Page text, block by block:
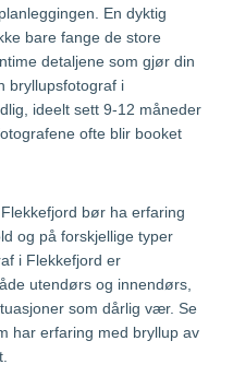
En dyktig
bare fange de store
detaljene som gjør din
bryllupsfotograf i
ideelt sett 9-12 måneder
ofte blir booket
bør ha erfaring
og på forskjellige typer
i Flekkefjord er
utendørs og innendørs,
som dårlig vær. Se
har erfaring med bryllup av